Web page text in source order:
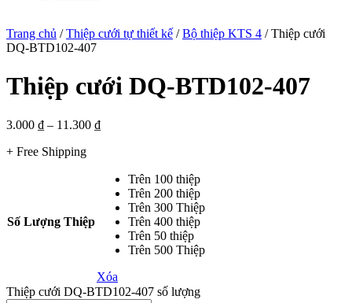
Trang chủ /Thiệp cưới tự thiết kế /Bộ thiệp KTS 4 / Thiệp cưới
DQ-BTD102-407
Thiệp cưới DQ-BTD102-407
3.000 ₫ – 11.300 ₫
+ Free Shipping
Số Lượng Thiệp
Trên 100 thiệp
Trên 200 thiệp
Trên 300 Thiệp
Trên 400 thiệp
Trên 50 thiệp
Trên 500 Thiệp
Xóa
Thiệp cưới DQ-BTD102-407 số lượng